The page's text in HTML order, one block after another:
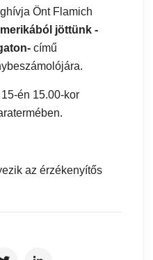
Önt Flamich
jöttünk -
című
én 15.00-kor
az érzékenyítős